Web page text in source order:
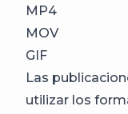
MP4
MOV
GIF
Las
utilizar los